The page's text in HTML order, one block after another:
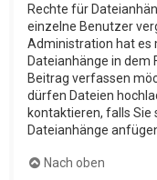
Rechte für
einzelne Benutzer
Administration hat es
Dateianhänge in dem
Beitrag verfassen
dürfen Dateien
kontaktieren, falls Sie
Dateianhänge
Nach oben